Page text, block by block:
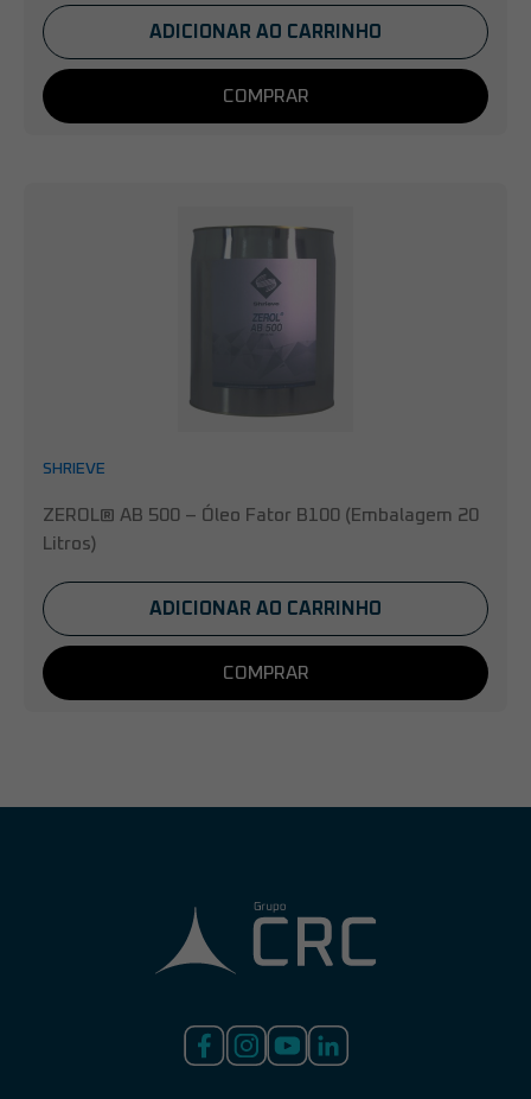
ADICIONAR AO CARRINHO
COMPRAR
SHRIEVE
ZEROL® AB 500 – Óleo Fator B100 (Embalagem 20
Litros)
ADICIONAR AO CARRINHO
COMPRAR